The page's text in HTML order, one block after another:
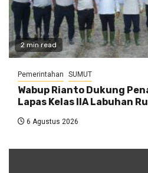
2 min read
Pemerintahan SUMUT
Wabup Rianto Dukung
Lapas Kelas IIA Labuhan
6 Agustus 2026